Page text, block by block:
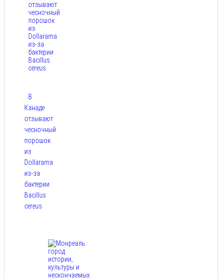
В
Канаде
отзывают
чесночный
порошок
из
Dollarama
из-за
бактерии
Bacillus
cereus